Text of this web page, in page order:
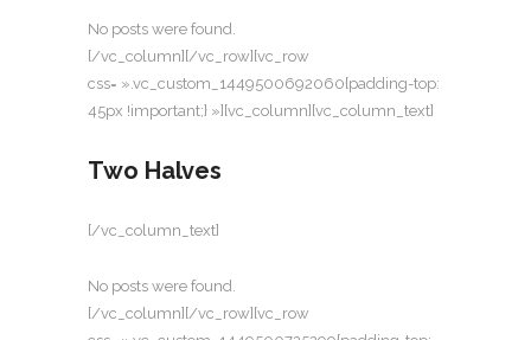
No posts were found.
[/vc_column][/vc_row][vc_row
css= ».vc_custom_1449500692060{padding-top:
45px !important;} »][vc_column][vc_column_text]
Two Halves
[/vc_column_text]
No posts were found.
[/vc_column][/vc_row][vc_row